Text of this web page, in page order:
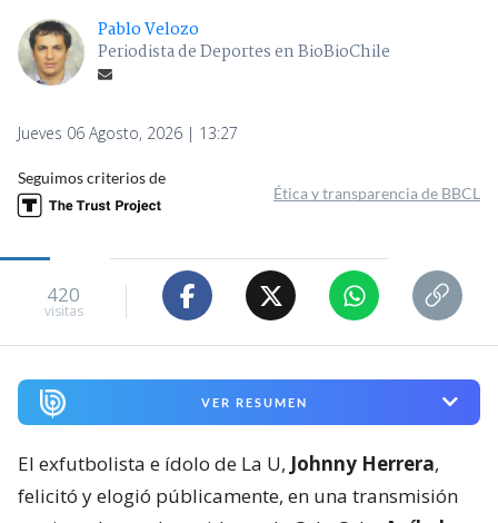
Pablo Velozo
Periodista de Deportes en BioBioChile
Jueves 06 Agosto, 2026 | 13:27
Seguimos criterios de
Ética y transparencia de BBCL
420
visitas
VER RESUMEN
El exfutbolista e ídolo de La U, Johnny Herrera,
felicitó y elogió públicamente, en una transmisión